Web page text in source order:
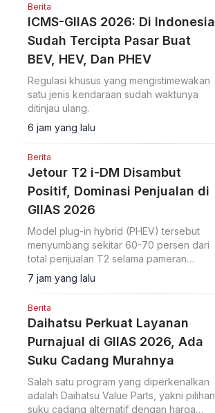
Berita
ICMS-GIIAS 2026: Di Indonesia
Sudah Tercipta Pasar Buat
BEV, HEV, Dan PHEV
Regulasi khusus yang mengistimewakan
satu jenis kendaraan sudah waktunya
ditinjau ulang.
6 jam yang lalu
Berita
Jetour T2 i-DM Disambut
Positif, Dominasi Penjualan di
GIIAS 2026
Model plug-in hybrid (PHEV) tersebut
menyumbang sekitar 60-70 persen dari
total penjualan T2 selama pameran
berlangsung.
7 jam yang lalu
Berita
Daihatsu Perkuat Layanan
Purnajual di GIIAS 2026, Ada
Suku Cadang Murahnya
Salah satu program yang diperkenalkan
adalah Daihatsu Value Parts, yakni pilihan
suku cadang alternatif dengan harga